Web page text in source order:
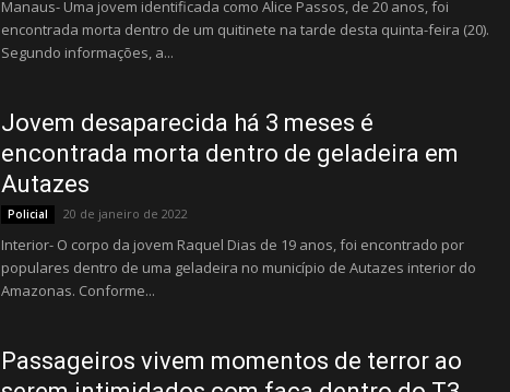
Manaus- Uma jovem identificada como Alice Passos, de 20 anos, foi
encontrada morta dentro de um quitinete na tarde desta quinta-feira (20).
Segundo informações, a...
Jovem desaparecida há 3 meses é
encontrada morta dentro de geladeira em
Autazes
Policial 20 de janeiro de 2022
Interior- O corpo da jovem Raquel Dias de 19 anos, foi encontrado por
populares dentro de uma geladeira no município de Autazes interior do
Amazonas. Conforme...
Passageiros vivem momentos de terror ao